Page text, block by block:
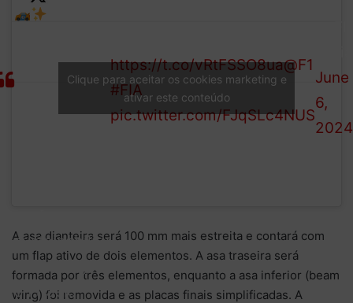
the 2026 FIA
Formula 1
regulations
sustainability
and safety
on track.
https://t.co/vRtFSSO8ua@F1
#FIA
pic.twitter.com/FJqSLc4NUS
June
6,
2024
Clique para aceitar os cookies marketing e
ativar este conteúdo
A asa dianteira será 100 mm mais estreita e contará com
um flap ativo de dois elementos. A asa traseira será
formada por três elementos, enquanto a asa inferior (beam
wing) foi removida e as placas finais simplificadas. A